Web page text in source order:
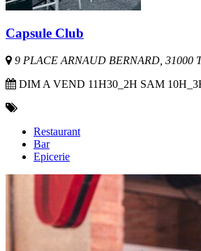
Capsule Club
9 PLACE ARNAUD BERNARD, 31000
DIM A VEND 11H30_2H SAM
Restaurant
Bar
Epicerie